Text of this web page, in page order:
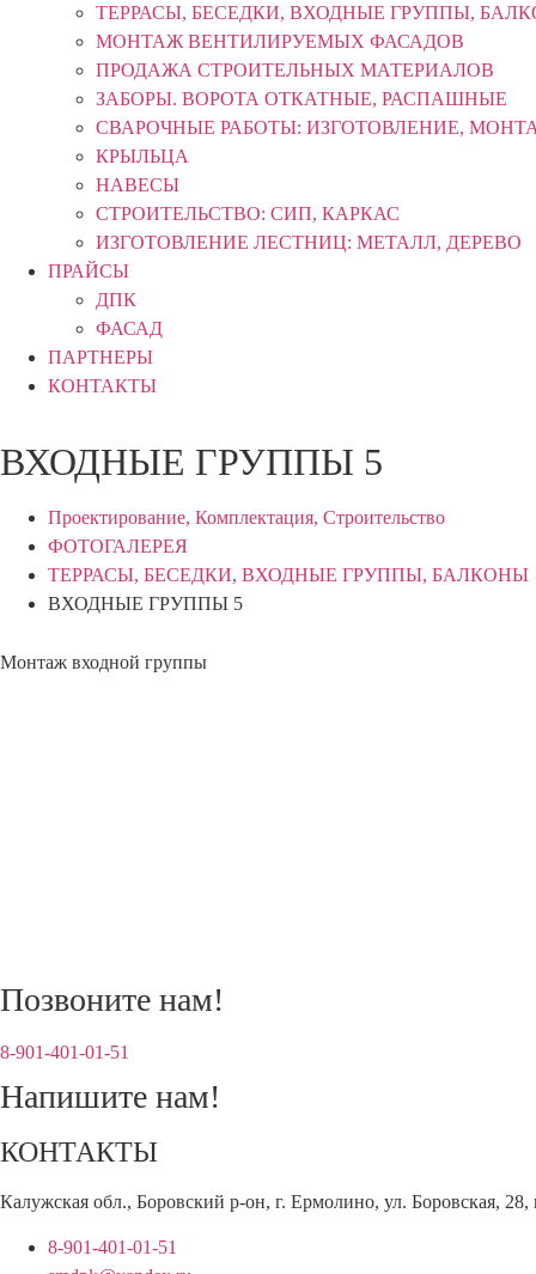
ТЕРРАСЫ, БЕСЕДКИ, ВХОДНЫЕ ГРУППЫ,
МОНТАЖ ВЕНТИЛИРУЕМЫХ ФАСАДОВ
ПРОДАЖА СТРОИТЕЛЬНЫХ МАТЕРИАЛОВ
ЗАБОРЫ. ВОРОТА ОТКАТНЫЕ, РАСПАШНЫЕ
СВАРОЧНЫЕ РАБОТЫ: ИЗГОТОВЛЕНИЕ,
КРЫЛЬЦА
НАВЕСЫ
СТРОИТЕЛЬСТВО: СИП, КАРКАС
ИЗГОТОВЛЕНИЕ ЛЕСТНИЦ: МЕТАЛЛ, ДЕРЕВО
ПРАЙСЫ
ДПК
ФАСАД
ПАРТНЕРЫ
КОНТАКТЫ
ВХОДНЫЕ ГРУППЫ 5
Проектирование, Комплектация, Строительство
ФОТОГАЛЕРЕЯ
ТЕРРАСЫ, БЕСЕДКИ, ВХОДНЫЕ ГРУППЫ, БАЛКОНЫ
ВХОДНЫЕ ГРУППЫ 5
Монтаж входной группы
Позвоните нам!
8-901-401‑01‑51‬
Напишите нам!
КОНТАКТЫ
Калужская обл., Боровский р-он, г. Ермолино, ул. Боровская,
8-901-401-01-51